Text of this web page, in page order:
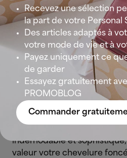
Votre palette de
d’Hiver
Les couleurs qui subliment
que femme Hiver Profond
incroyables ! On parle de
et ultra-élégantes, comme
bordeaux, et le vert
créent un contraste
claire et font ressortir vos
indémodable et
valeur votre chevelure
Recevez une sélection
la part de votre Personal
Des articles adaptés à
votre mode de vie et à
Payez uniquement ce
de garder
Essayez gratuitement
PROMOBLOG
Commander